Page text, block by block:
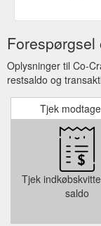
Oplysninger til Co-
restsaldo og
Tjek
Tjek
saldo